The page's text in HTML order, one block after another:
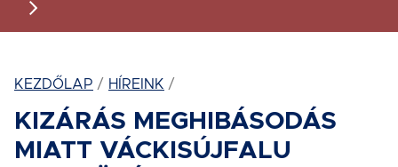
KEZDŐLAP HÍREINK
KIZÁRÁS MEGHIBÁSODÁS
MIATT VÁCKISÚJFALU